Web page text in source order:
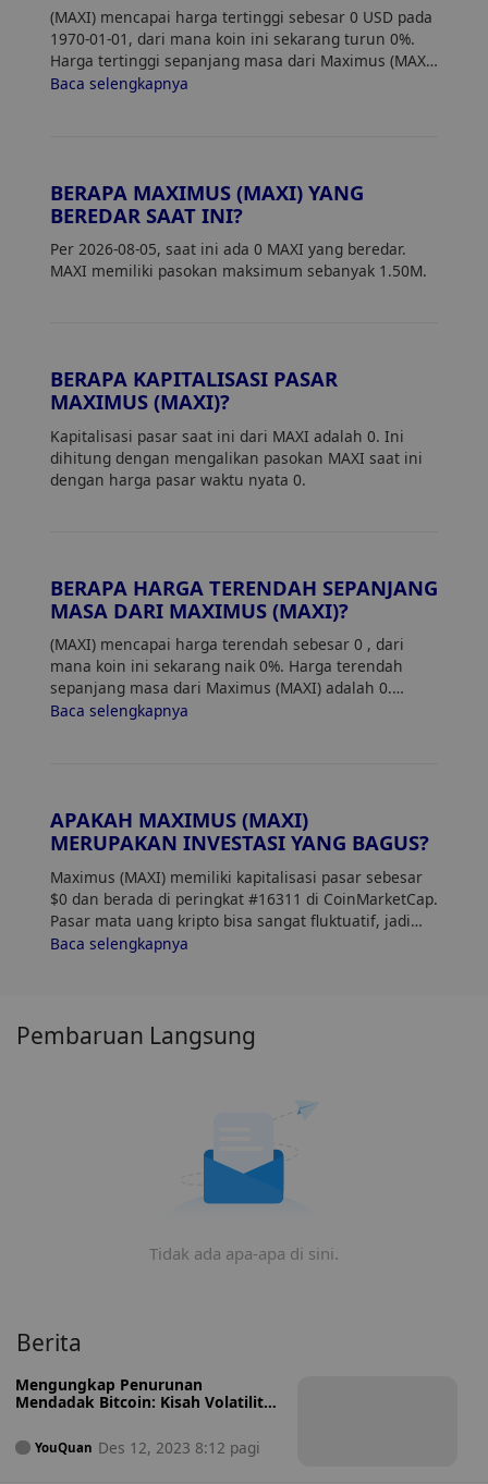
(MAXI) mencapai harga tertinggi sebesar 0 USD pada
1970-01-01, dari mana koin ini sekarang turun 0%.
Harga tertinggi sepanjang masa dari Maximus (MAXI)
adalah 0. Harga saat ini dari MAXI turun 0% dari
Baca selengkapnya
BERAPA MAXIMUS (MAXI) YANG
BEREDAR SAAT INI?
Per 2026-08-05, saat ini ada 0 MAXI yang beredar.
MAXI memiliki pasokan maksimum sebanyak 1.50M.
BERAPA KAPITALISASI PASAR
MAXIMUS (MAXI)?
Kapitalisasi pasar saat ini dari MAXI adalah 0. Ini
dihitung dengan mengalikan pasokan MAXI saat ini
dengan harga pasar waktu nyata 0.
BERAPA HARGA TERENDAH SEPANJANG
MASA DARI MAXIMUS (MAXI)?
(MAXI) mencapai harga terendah sebesar 0 , dari
mana koin ini sekarang naik 0%. Harga terendah
sepanjang masa dari Maximus (MAXI) adalah 0.
Harga saat ini dari MAXI naik 0% dari harga
Baca selengkapnya
APAKAH MAXIMUS (MAXI)
MERUPAKAN INVESTASI YANG BAGUS?
Maximus (MAXI) memiliki kapitalisasi pasar sebesar
$0 dan berada di peringkat #16311 di CoinMarketCap.
Pasar mata uang kripto bisa sangat fluktuatif, jadi
pastikan untuk melakukan riset sendiri (DYOR) dan
Baca selengkapnya
Pembaruan Langsung
Tidak ada apa-apa di sini.
Berita
Mengungkap Penurunan
Mendadak Bitcoin: Kisah Volatilitas
YouQuan Des 12, 2023 8:12 pagi